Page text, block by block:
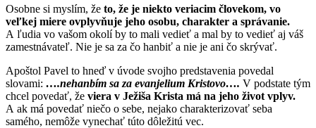
Osobne si myslím, že to, že je niekto veriacim človekom, vo
veľkej miere ovplyvňuje jeho osobu, charakter a správanie.
A ľudia vo vašom okolí by to mali vedieť a mal by to vedieť aj váš
zamestnávateľ. Nie je sa za čo hanbiť a nie je ani čo skrývať.
Apoštol Pavel to hneď v úvode svojho predstavenia povedal
slovami: ….nehanbím sa za evanjelium Kristovo…. V podstate tým
chcel povedať, že viera v Ježiša Krista má na jeho život vplyv.
A ak má povedať niečo o sebe, nejako charakterizovať seba
samého, nemôže vynechať túto dôležitú vec.